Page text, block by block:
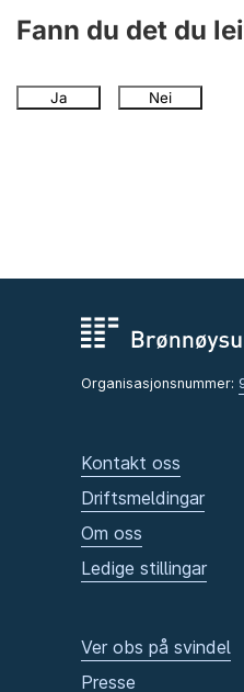
Fann du det du
Ja Nei
Organisasjonsnummer:
Kontakt oss
Driftsmeldingar
Om oss
Ledige stillingar
Ver obs på svindel
Presse